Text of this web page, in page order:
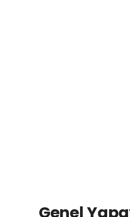
Genel